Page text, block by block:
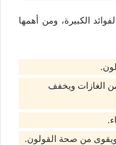
الكبيرة، ومن أهمها
الغازات ويخفف
من صحة القولون.